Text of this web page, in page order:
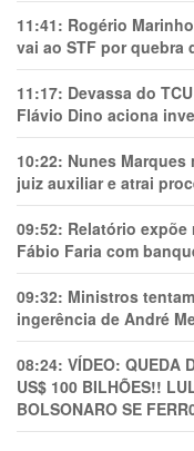
11:41: Rogério
vai ao STF por quebra
11:17: Devassa do
Flávio Dino aciona
10:22: Nunes Marques
juiz auxiliar e atrai
09:52: Relatório expõe
Fábio Faria com
09:32: Ministros
ingerência de André
08:24: VÍDEO: QUEDA
US$ 100 BILHÕES!!
BOLSONARO SE